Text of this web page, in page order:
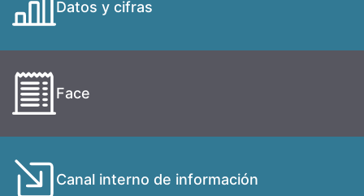
Datos y cifras
Face
Canal interno de información